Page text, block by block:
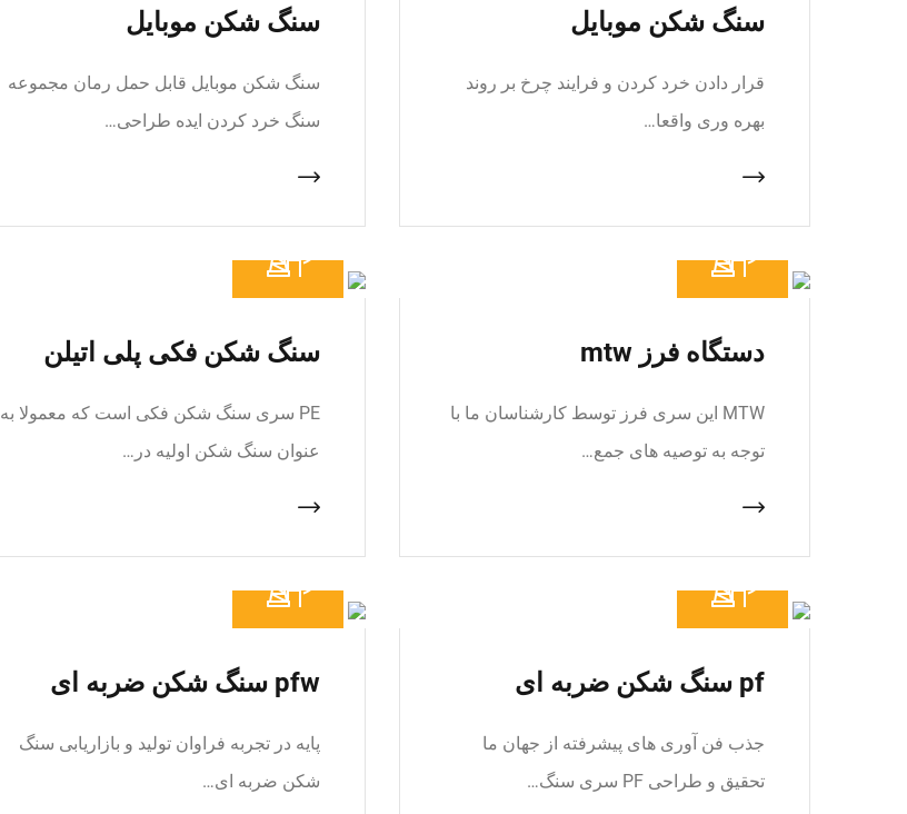
سنگ شکن موبایل
قرار دادن خرد کردن و فرایند چرخ بر روند
بهره وری واقعا…
سنگ شکن موبایل
سنگ شکن موبایل قابل حمل رمان مجموعه
سنگ خرد کردن ایده طراحی…
دستگاه فرز mtw
MTW این سری فرز توسط کارشناسان ما با
توجه به توصیه های جمع…
سنگ شکن فکی پلی اتیلن
PE سری سنگ شکن فکی است که معمولا به
عنوان سنگ شکن اولیه در…
pf سنگ شکن ضربه ای
جذب فن آوری های پیشرفته از جهان ما
تحقیق و طراحی PF سری سنگ…
pfw سنگ شکن ضربه ای
پایه در تجربه فراوان تولید و بازاریابی سنگ
شکن ضربه ای…